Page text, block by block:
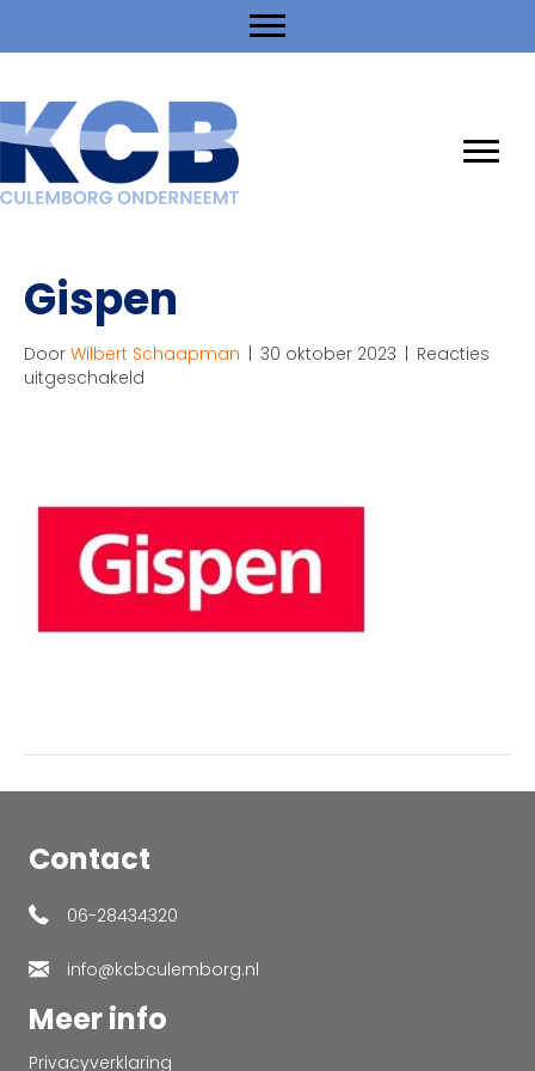
Gispen
Door Wilbert Schaapman | 30 oktober 2023 | Reacties
uitgeschakeld
Contact
06-28434320
info@kcbculemborg.nl
Meer info
Privacyverklaring